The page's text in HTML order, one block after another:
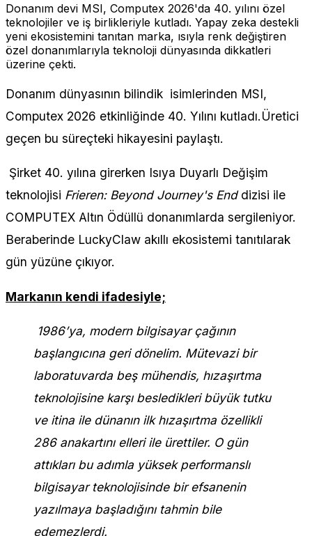
Donanım devi MSI, Computex 2026'da 40. yılını özel
teknolojiler ve iş birlikleriyle kutladı. Yapay zeka destekli
yeni ekosistemini tanıtan marka, ısıyla renk değiştiren
özel donanımlarıyla teknoloji dünyasında dikkatleri
üzerine çekti.
Donanım dünyasının bilindik isimlerinden MSI,
Computex 2026 etkinliğinde 40. Yılını kutladı.Üretici
geçen bu süreçteki hikayesini paylaştı.
Şirket 40. yılına girerken Isıya Duyarlı Değişim
teknolojisi Frieren: Beyond Journey's Enddizisi ile
COMPUTEX Altın Ödüllü donanımlarda sergileniyor.
Beraberinde LuckyClaw akıllı ekosistemi tanıtılarak
gün yüzüne çıkıyor.
Markanın kendi ifadesiyle;
1986’ya, modern bilgisayar çağının
başlangıcına geri dönelim. Mütevazi bir
laboratuvarda beş mühendis, hızaşırtma
teknolojisine karşı besledikleri büyük tutku
ve itina ile dünanın ilk hızaşırtma özellikli
286 anakartını elleri ile ürettiler. O gün
attıkları bu adımla yüksek performanslı
bilgisayar teknolojisinde bir efsanenin
yazılmaya başladığını tahmin bile
edemezlerdi.